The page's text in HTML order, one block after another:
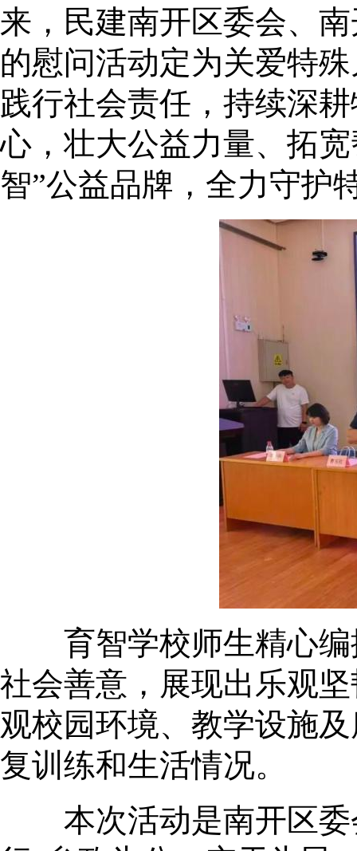
来，民建南开区委会、
的慰问活动定为关爱特
践行社会责任，持续深
心，壮大公益力量、拓
智”公益品牌，全力守护
育智学校师生精心编
社会善意，展现出乐观
观校园环境、教学设施
复训练和生活情况。
本次活动是南开区委